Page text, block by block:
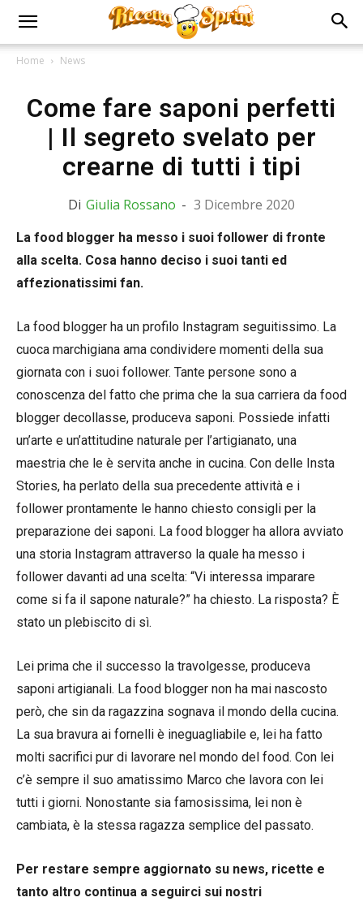
Home News
Come fare saponi perfetti
| Il segreto svelato per
crearne di tutti i tipi
Di Giulia Rossano - 3 Dicembre 2020
La food blogger ha messo i suoi follower di fronte
alla scelta. Cosa hanno deciso i suoi tanti ed
affezionatissimi fan.
La food blogger ha un profilo Instagram seguitissimo. La
cuoca marchigiana ama condividere momenti della sua
giornata con i suoi follower. Tante persone sono a
conoscenza del fatto che prima che la sua carriera da food
blogger decollasse, produceva saponi. Possiede infatti
un’arte e un’attitudine naturale per l’artigianato, una
maestria che le è servita anche in cucina. Con delle Insta
Stories, ha perlato della sua precedente attività e i
follower prontamente le hanno chiesto consigli per la
preparazione dei saponi. La food blogger ha allora avviato
una storia Instagram attraverso la quale ha messo i
follower davanti ad una scelta: “Vi interessa imparare
come si fa il sapone naturale?” ha chiesto. La risposta? È
stato un plebiscito di sì.
Lei prima che il successo la travolgesse, produceva
saponi artigianali. La food blogger non ha mai nascosto
però, che sin da ragazzina sognava il mondo della cucina.
La sua bravura ai fornelli è ineguagliabile e, lei ha fatto
molti sacrifici pur di lavorare nel mondo del food. Con lei
c’è sempre il suo amatissimo Marco che lavora con lei
tutti i giorni. Nonostante sia famosissima, lei non è
cambiata, è la stessa ragazza semplice del passato.
Per restare sempre aggiornato su news, ricette e
tanto altro continua a seguirci sui nostri